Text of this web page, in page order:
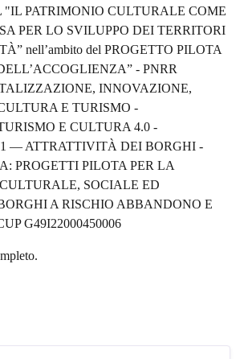
"IL PATRIMONIO CULTURALE COME
PER LO SVILUPPO DEI TERRITORI
nell’ambito del PROGETTO PILOTA
- PNRR
INNOVAZIONE,
E TURISMO -
E CULTURA 4.0 -
— ATTRATTIVITÀ DEI BORGHI -
PROGETTI PILOTA PER LA
SOCIALE ED
A RISCHIO ABBANDONO E
G49I22000450006